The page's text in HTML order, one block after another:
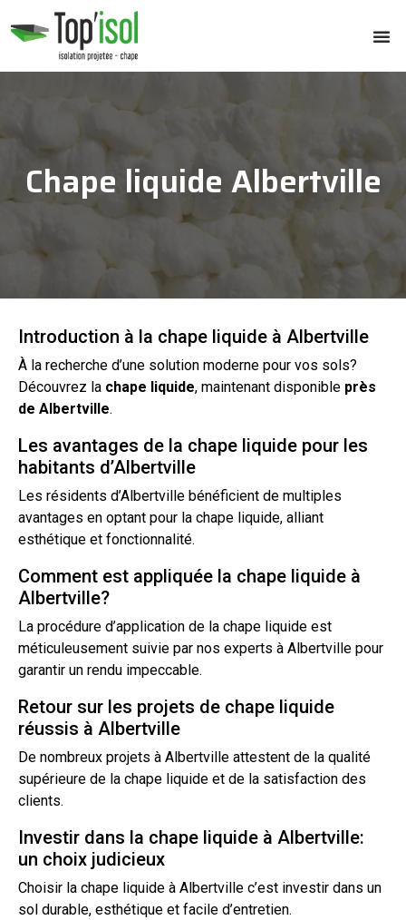
Chape liquide Albertville
Introduction à la chape liquide à Albertville
À la recherche d’une solution moderne pour vos sols?
Découvrez la chape liquide, maintenant disponible près
de Albertville.
Les avantages de la chape liquide pour les
habitants d’Albertville
Les résidents d’Albertville bénéficient de multiples
avantages en optant pour la chape liquide, alliant
esthétique et fonctionnalité.
Comment est appliquée la chape liquide à
Albertville?
La procédure d’application de la chape liquide est
méticuleusement suivie par nos experts à Albertville pour
garantir un rendu impeccable.
Retour sur les projets de chape liquide
réussis à Albertville
De nombreux projets à Albertville attestent de la qualité
supérieure de la chape liquide et de la satisfaction des
clients.
Investir dans la chape liquide à Albertville:
un choix judicieux
Choisir la chape liquide à Albertville c’est investir dans un
sol durable, esthétique et facile d’entretien.